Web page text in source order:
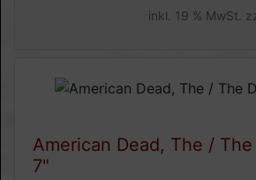
inkl. 19 % MwSt.
American Dead, The /
7"